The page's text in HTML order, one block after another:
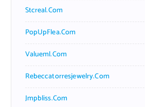
Stcreal.com
PopUpFlea.com
Valueml.com
Rebeccatorresjewelry.com
Jmpbliss.com